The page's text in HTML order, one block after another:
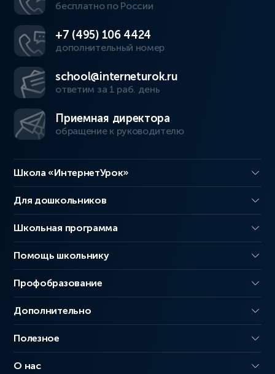
бесплатно по России
+7 (495) 106 4424
дополнительный номер
school@interneturok.ru
ответим за 1 раб. день
Приемная директора
обращение к руководителю
Школа «ИнтернетУрок»
Для дошкольников
Школьная программа
Помощь школьнику
Профобразование
Дополнительно
Полезное
О нас